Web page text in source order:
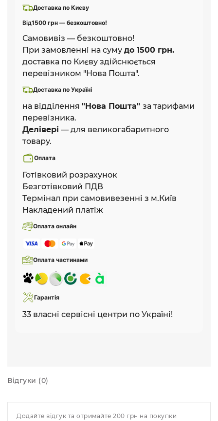
Доставка по Києву
Від1500 грн — безкоштовно!
Самовивіз — безкоштовно!
При замовленні на суму до 1500 грн.
доставка по Києву здійснюється
перевізником "Нова Пошта".
Доставка по Україні
на відділення "Нова Пошта" за тарифами
перевізника.
Делівері — для великогабаритного
товару.
Оплата
Готівковий розрахунок
Безготівковий ПДВ
Термінал при самовивезенні з м.Київ
Накладений платіж
Оплата онлайн
Оплата частинами
Гарантія
33 власні сервісні центри по Україні!
Відгуки (0)
Додайте відгук та отримайте 200 грн на покупки